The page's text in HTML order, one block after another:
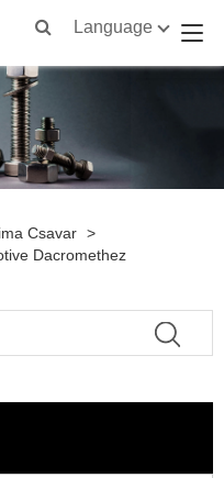
Language
Csavar >
Dacromethez